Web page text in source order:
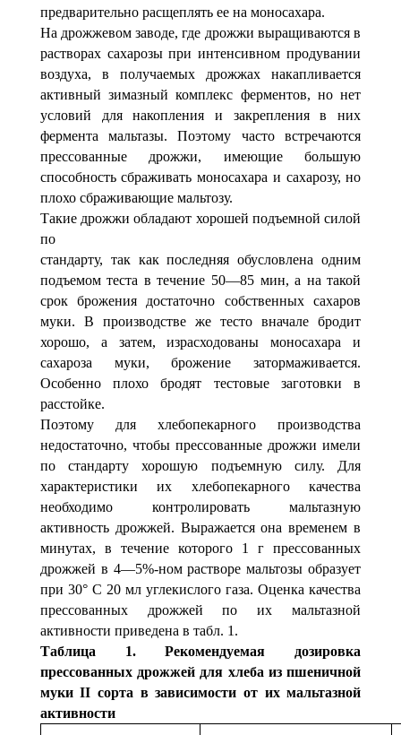
предварительно расщеплять ее на моносахара.
На дрожжевом заводе, где дрожжи выращиваются в
растворах сахарозы при интенсивном продувании
воздуха, в получаемых дрожжах накапливается
активный зимазный комплекс ферментов, но нет
условий для накопления и закрепления в них
фермента мальтазы. Поэтому часто встречаются
прессованные дрожжи, имеющие большую
способность сбраживать моносахара и сахарозу, но
плохо сбраживающие мальтозу.
Такие дрожжи обладают хорошей подъемной силой
по
стандарту, так как последняя обусловлена одним
подъемом теста в течение 50—85 мин, а на такой
срок брожения достаточно собственных сахаров
муки. В производстве же тесто вначале бродит
хорошо, а затем, израсходованы моносахара и
сахароза муки, брожение затормаживается.
Особенно плохо бродят тестовые заготовки в
расстойке.
Поэтому для хлебопекарного производства
недостаточно, чтобы прессованные дрожжи имели
по стандарту хорошую подъемную силу. Для
характеристики их хлебопекарного качества
необходимо контролировать мальтазную
активность дрожжей. Выражается она временем в
минутах, в течение которого 1 г прессованных
дрожжей в 4—5%-ном растворе мальтозы образует
при 30° С 20 мл углекислого газа. Оценка качества
прессованных дрожжей по их мальтазной
активности приведена в табл. 1.
Таблица 1.Рекомендуемая дозировка
прессованных дрожжей для хлеба из пшеничной
муки II сорта в зависимости от их мальтазной
активности